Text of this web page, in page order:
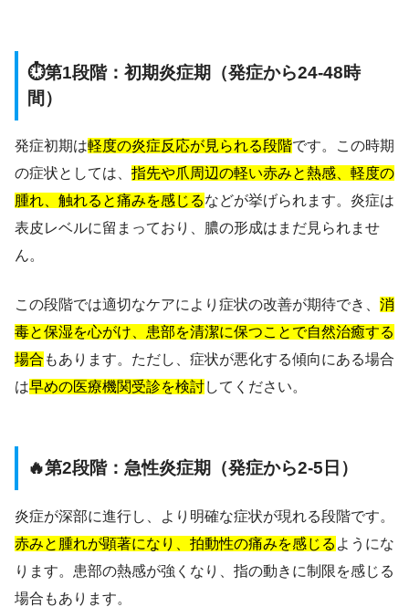
⏱️第1段階：初期炎症期（発症から24-48時
間）
発症初期は軽度の炎症反応が見られる段階です。この時期
の症状としては、 指先や爪周辺の軽い赤みと熱感、軽度の
腫れ、触れると痛みを感じるなどが挙げられます。炎症は
表皮レベルに留まっており、膿の形成はまだ見られませ
ん。
この段階では適切なケアにより症状の改善が期待でき、 消
毒と保湿を心がけ、患部を清潔に保つことで自然治癒する
場合 もあります。ただし、症状が悪化する傾向にある場合
は早めの医療機関受診を検討してください。
🔥第2段階：急性炎症期（発症から2-5日）
炎症が深部に進行し、より明確な症状が現れる段階です。
赤みと腫れが顕著になり、拍動性の痛みを感じる ようにな
ります。患部の熱感が強くなり、指の動きに制限を感じる
場合もあります。